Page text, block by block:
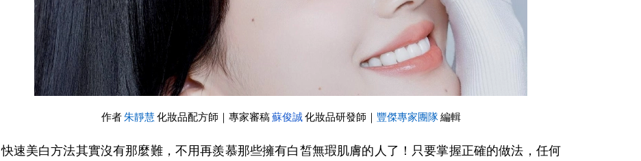
作者 朱靜慧化妝品配方師｜專家審稿 蘇俊誠 化妝品研發師｜ 豐傑專家團隊編輯
快速美白方法其實沒有那麼難，不用再羨慕那些擁有白皙無瑕肌膚的人了！只要掌握正確的做法，任何